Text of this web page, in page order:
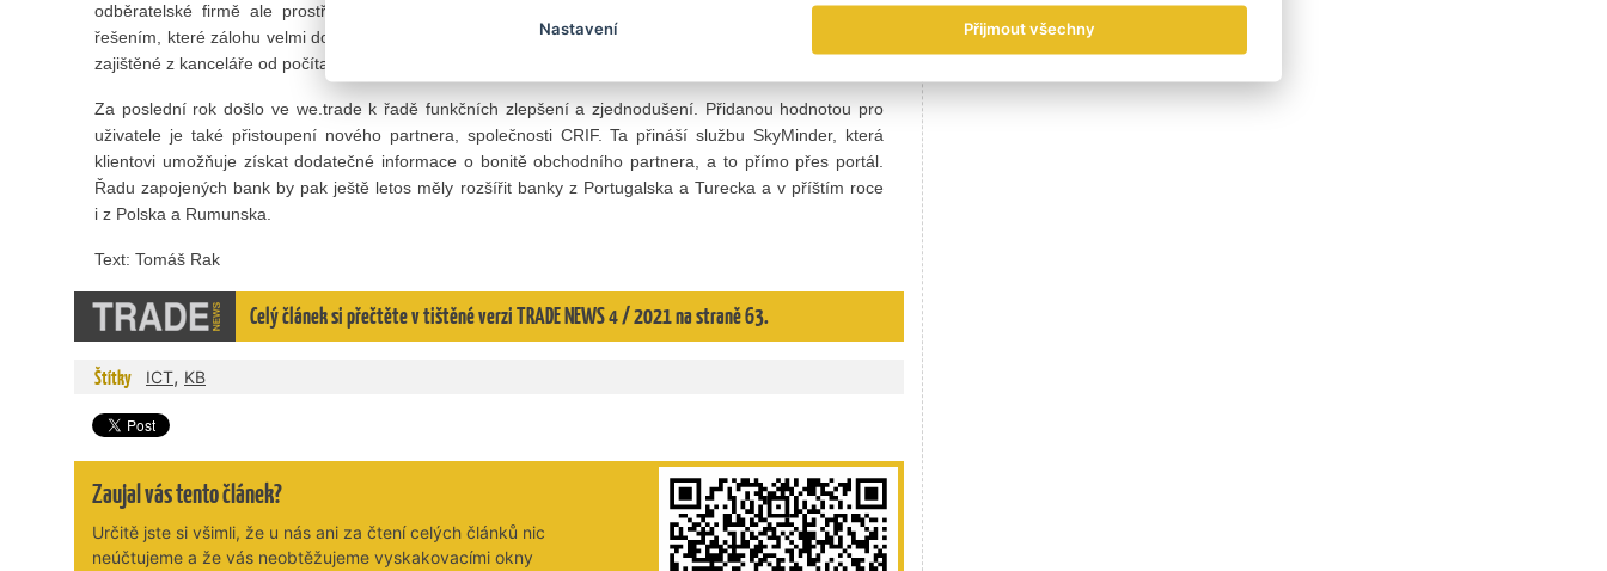
odběratelské firmě ale prostředky na vydané zálohy chybějí. Poskytnutí BPU na we.trade je opět
řešením, které zálohu velmi dobře nahradí. Pro obě strany je to rychlé, bezpečné a jednoduché řešení,
zajištěné z kanceláře od počítače.
Za poslední rok došlo ve we.trade k řadě funkčních zlepšení a zjednodušení. Přidanou hodnotou pro
uživatele je také přistoupení nového partnera, společnosti CRIF. Ta přináší službu SkyMinder, která
klientovi umožňuje získat dodatečné informace o bonitě obchodního partnera, a to přímo přes portál.
Řadu zapojených bank by pak ještě letos měly rozšířit banky z Portugalska a Turecka a v příštím roce
i z Polska a Rumunska.
Text: Tomáš Rak
Celý článek si přečtěte v tištěné verzi TRADE NEWS 4 / 2021 na straně 63.
Štítky ICT, KB
Zaujal vás tento článek?
Určitě jste si všimli, že u nás ani za čtení celých článků nic
neúčtujeme a že vás neobtěžujeme vyskakovacími okny
Nastavení Přijmout všechny